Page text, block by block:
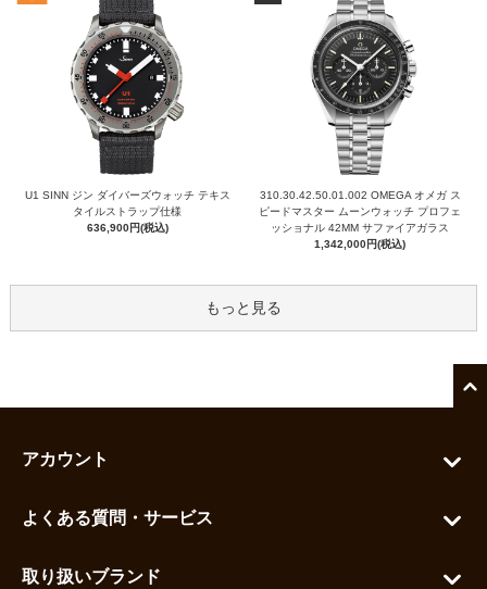
U1 SINN ジン ダイバーズウォッチ テキス
タイルストラップ仕様
636,900円(税込)
310.30.42.50.01.002 OMEGA オメガ ス
ピードマスター ムーンウォッチ プロフェ
ッショナル 42MM サファイアガラス
1,342,000円(税込)
もっと見る
アカウント
お気に入りを見る
よくある質問・サービス
取り扱いブランド